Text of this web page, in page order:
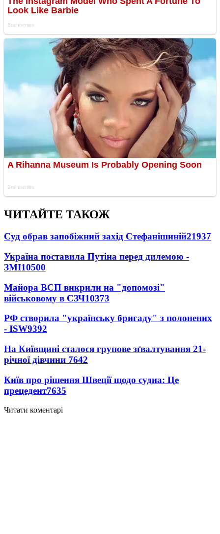
ЧИТАЙТЕ ТАКОЖ
Суд обрав запобіжний захід Стефанішиній21937
Україна поставила Путіна перед дилемою -
ЗМІ10500
Майора ВСП викрили на "допомозі"
військовому в СЗЧ10373
РФ створила "українську бригаду" з полонених
- ISW9392
На Київщині сталося групове зґвалтування 21-
річної дівчини 7642
Київ про рішення Швеції щодо судна: Це
прецедент7635
Читати коментарі